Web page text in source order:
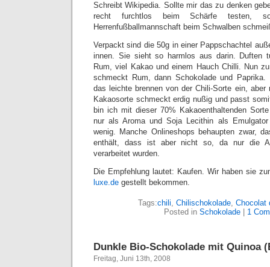
Schreibt Wikipedia. Sollte mir das zu denken
recht furchtlos beim Schärfe testen,
Herrenfußballmannschaft beim Schwalben
Verpackt sind die 50g in einer Pappschachtel
innen. Sie sieht so harmlos aus darin. Duften
Rum, viel Kakao und einem Hauch Chilli. Nun
schmeckt Rum, dann Schokolade und
das leichte brennen von der Chili-Sorte ein, aber
Kakaosorte schmeckt erdig nußig und passt
bin ich mit dieser 70% Kakaoenthaltenden
nur als Aroma und Soja Lecithin als
wenig. Manche Onlineshops behaupten zwar,
enthält, dass ist aber nicht so, da nur die
verarbeitet wurden.
Die Empfehlung lautet: Kaufen. Wir haben sie
luxe.de gestellt bekommen.
Tags:chili, Chilischokolade, Chocolat
Posted in Schokolade 1
Dunkle Bio-Schokolade mit Quinoa
Freitag, Juni 13th, 2008